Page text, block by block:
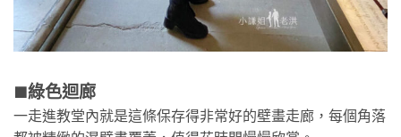
🟫綠色迴廊
一走進教堂內就是這條保存得非常好的壁畫走廊，每個角落